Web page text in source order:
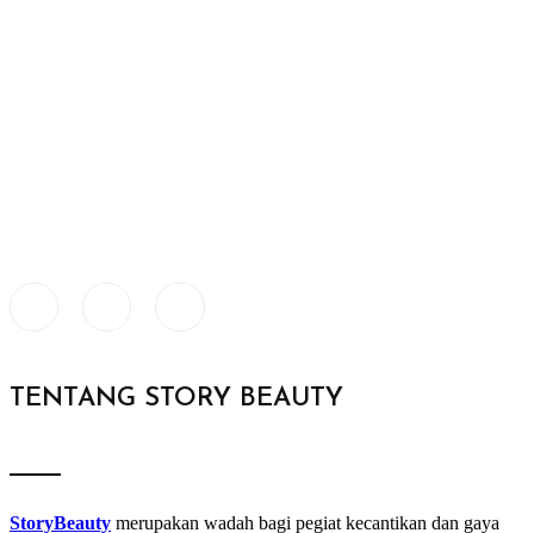
TENTANG STORY BEAUTY
StoryBeauty merupakan wadah bagi pegiat kecantikan dan gaya